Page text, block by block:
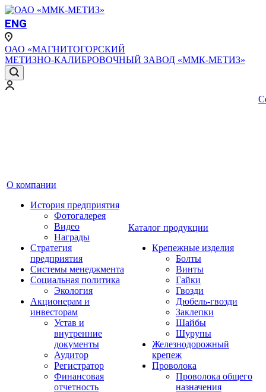
ENG
ОАО «МАГНИТОГОРСКИЙ
МЕТИЗНО-КАЛИБРОВОЧНЫЙ ЗАВОД «ММК-МЕТИЗ»
О компании
История предприятия
Фотогалерея
Видео
Награды
Стратегия
предприятия
Системы менеджмента
Социальная политика
Экология
Акционерам и
инвесторам
Устав и
внутренние
документы
Аудитор
Регистратор
Финансовая
отчетность
Каталог продукции
Крепежные изделия
Болты
Винты
Гайки
Гвозди
Дюбель-гвозди
Заклепки
Шайбы
Шурупы
Железнодорожный
крепеж
Проволока
Проволока общего
назначения